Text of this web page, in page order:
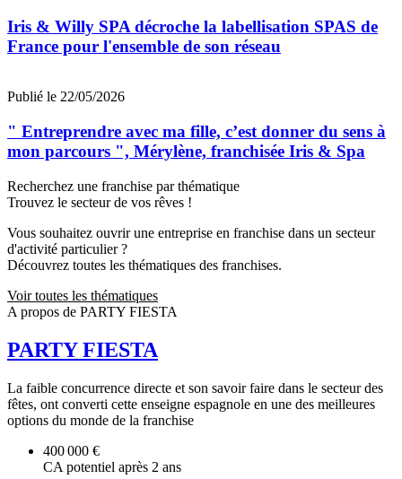
Iris & Willy SPA décroche la labellisation SPAS de
France pour l'ensemble de son réseau
Publié le 22/05/2026
" Entreprendre avec ma fille, c’est donner du sens à
mon parcours ", Mérylène, franchisée Iris & Spa
Recherchez une franchise par thématique
Trouvez le secteur de vos rêves !
Vous souhaitez ouvrir une entreprise en franchise dans un secteur
d'activité particulier ?
Découvrez toutes les thématiques des franchises.
Voir toutes les thématiques
A propos de PARTY FIESTA
PARTY FIESTA
La faible concurrence directe et son savoir faire dans le secteur des
fêtes, ont converti cette enseigne espagnole en une des meilleures
options du monde de la franchise
400 000 €
CA potentiel après 2 ans